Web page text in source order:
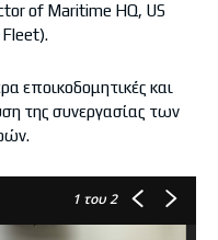
of Maritime HQ, US
Fleet).
εποικοδομητικές και
της συνεργασίας των
1 του 2